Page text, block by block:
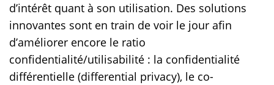
d’intérêt quant à son utilisation. Des solutions
innovantes sont en train de voir le jour afin
d’améliorer encore le ratio
confidentialité/utilisabilité : la confidentialité
différentielle (differential privacy), le co-